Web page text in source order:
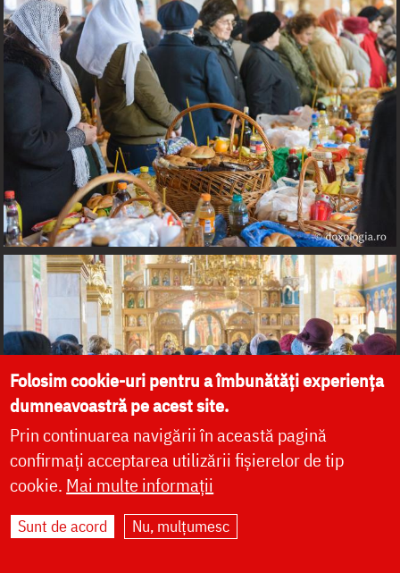
Folosim cookie-uri pentru a îmbunătăți experiența
dumneavoastră pe acest site.
Prin continuarea navigării în această pagină
confirmați acceptarea utilizării fișierelor de tip
cookie. Mai multe informații
Sunt de acord Nu, mulțumesc